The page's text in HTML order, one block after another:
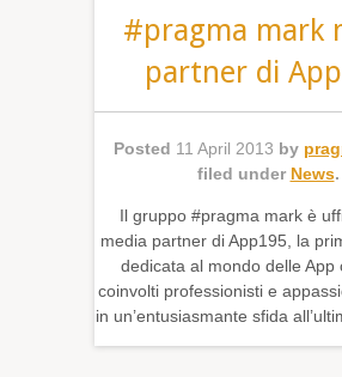
#pragma mark
partner di
Posted 11 April 2013 by
filed under News.
Il gruppo #pragma mark è
media partner di App195, la
dedicata al mondo delle App
coinvolti professionisti e
in un’entusiasmante sfida